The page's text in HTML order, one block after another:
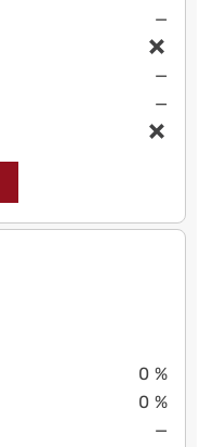
—
—
—
0 %
0 %
—